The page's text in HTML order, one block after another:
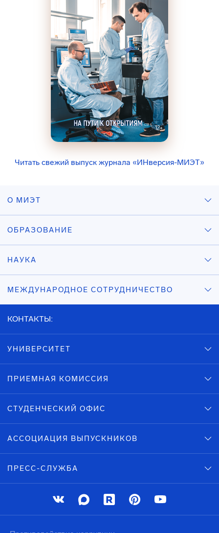
Читать свежий выпуск журнала «ИНверсия-МИЭТ»
О МИЭТ
ОБРАЗОВАНИЕ
НАУКА
МЕЖДУНАРОДНОЕ СОТРУДНИЧЕСТВО
КОНТАКТЫ:
УНИВЕРСИТЕТ
ПРИЕМНАЯ КОМИССИЯ
СТУДЕНЧЕСКИЙ ОФИС
АССОЦИАЦИЯ ВЫПУСКНИКОВ
ПРЕСС-СЛУЖБА